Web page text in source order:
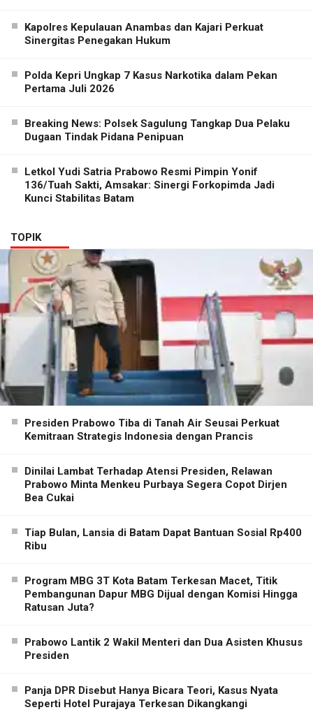
Kapolres Kepulauan Anambas dan Kajari Perkuat
Sinergitas Penegakan Hukum
Polda Kepri Ungkap 7 Kasus Narkotika dalam Pekan
Pertama Juli 2026
Breaking News: Polsek Sagulung Tangkap Dua Pelaku
Dugaan Tindak Pidana Penipuan
Letkol Yudi Satria Prabowo Resmi Pimpin Yonif
136/Tuah Sakti, Amsakar: Sinergi Forkopimda Jadi
Kunci Stabilitas Batam
TOPIK
Presiden Prabowo Tiba di Tanah Air Seusai Perkuat
Kemitraan Strategis Indonesia dengan Prancis
Dinilai Lambat Terhadap Atensi Presiden, Relawan
Prabowo Minta Menkeu Purbaya Segera Copot Dirjen
Bea Cukai
Tiap Bulan, Lansia di Batam Dapat Bantuan Sosial Rp400
Ribu
Program MBG 3T Kota Batam Terkesan Macet, Titik
Pembangunan Dapur MBG Dijual dengan Komisi Hingga
Ratusan Juta?
Prabowo Lantik 2 Wakil Menteri dan Dua Asisten Khusus
Presiden
Panja DPR Disebut Hanya Bicara Teori, Kasus Nyata
Seperti Hotel Purajaya Terkesan Dikangkangi